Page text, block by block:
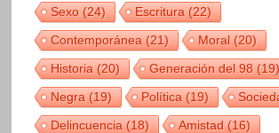
Sexo(24) Escritura(22)
Contemporánea(21) Moral(20)
Historia(20) Generación del 98(19)
Negra(19) Política(19)
Delincuencia(18) Amistad(16)